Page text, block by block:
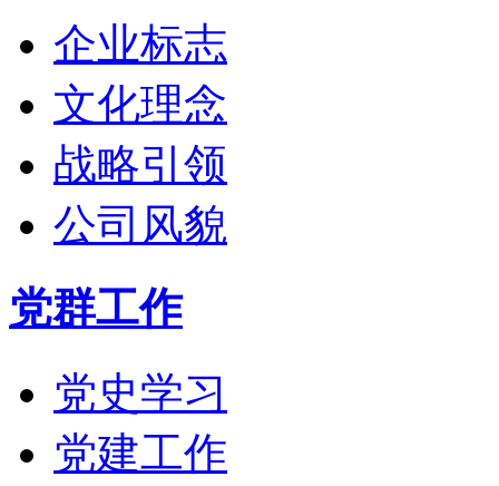
企业标志
文化理念
战略引领
公司风貌
党群工作
党史学习
党建工作